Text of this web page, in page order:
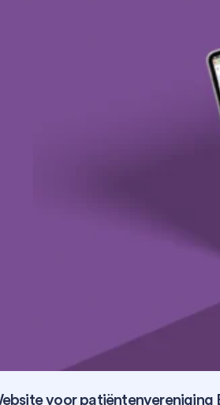
voor patiëntenvereniging